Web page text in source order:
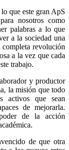
que este gran ApS
nosotros como
palabras a lo que
a la sociedad una
completa revolución
a la vez que cada
trabajo.
y productor
la misión que todo
activos que sean
de mejorarla.
de la acción
de que otra